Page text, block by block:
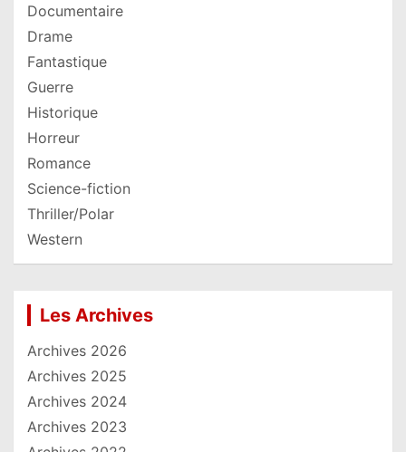
Documentaire
Drame
Fantastique
Guerre
Historique
Horreur
Romance
Science-fiction
Thriller/Polar
Western
Les Archives
Archives 2026
Archives 2025
Archives 2024
Archives 2023